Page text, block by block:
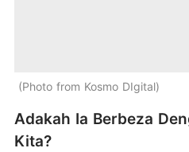
Photo from Kosmo DIgital
Adakah Ia Berbeza
Kita?